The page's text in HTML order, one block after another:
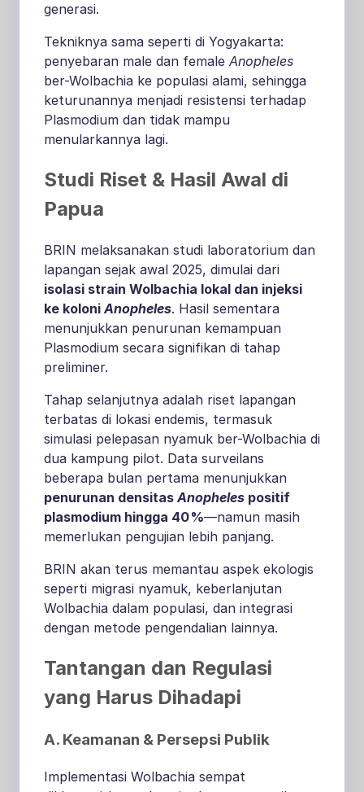
generasi.
Tekniknya sama seperti di Yogyakarta:
penyebaran male dan female Anopheles
ber-Wolbachia ke populasi alami, sehingga
keturunannya menjadi resistensi terhadap
Plasmodium dan tidak mampu
menularkannya lagi.
Studi Riset & Hasil Awal di
Papua
BRIN melaksanakan studi laboratorium dan
lapangan sejak awal 2025, dimulai dari
isolasi strain Wolbachia lokal dan injeksi
ke koloniAnopheles. Hasil sementara
menunjukkan penurunan kemampuan
Plasmodium secara signifikan di tahap
preliminer.
Tahap selanjutnya adalah riset lapangan
terbatas di lokasi endemis, termasuk
simulasi pelepasan nyamuk ber-Wolbachia di
dua kampung pilot. Data surveilans
beberapa bulan pertama menunjukkan
penurunan densitasAnopheles positif
plasmodium hingga 40 %—namun masih
memerlukan pengujian lebih panjang.
BRIN akan terus memantau aspek ekologis
seperti migrasi nyamuk, keberlanjutan
Wolbachia dalam populasi, dan integrasi
dengan metode pengendalian lainnya.
Tantangan dan Regulasi
yang Harus Dihadapi
A. Keamanan & Persepsi Publik
Implementasi Wolbachia sempat